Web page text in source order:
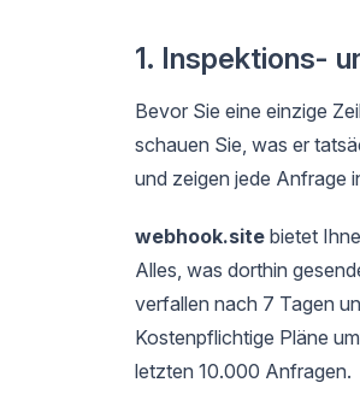
1. Inspektions-
Bevor Sie eine einzige
schauen Sie, was er
und zeigen jede Anfrage
webhook.site bietet
Alles, was dorthin
verfallen nach 7 Tagen
Kostenpflichtige Pläne
letzten 10.000 Anfragen.